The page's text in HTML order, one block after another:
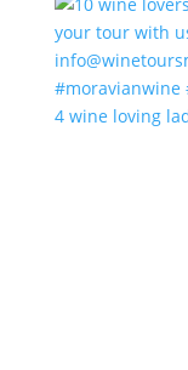
4 wine loving